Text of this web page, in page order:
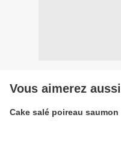
Vous aimerez aussi
Cake salé poireau saumon